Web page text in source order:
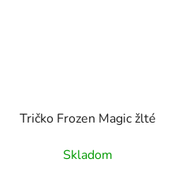
Tričko Frozen Magic žlté
Skladom